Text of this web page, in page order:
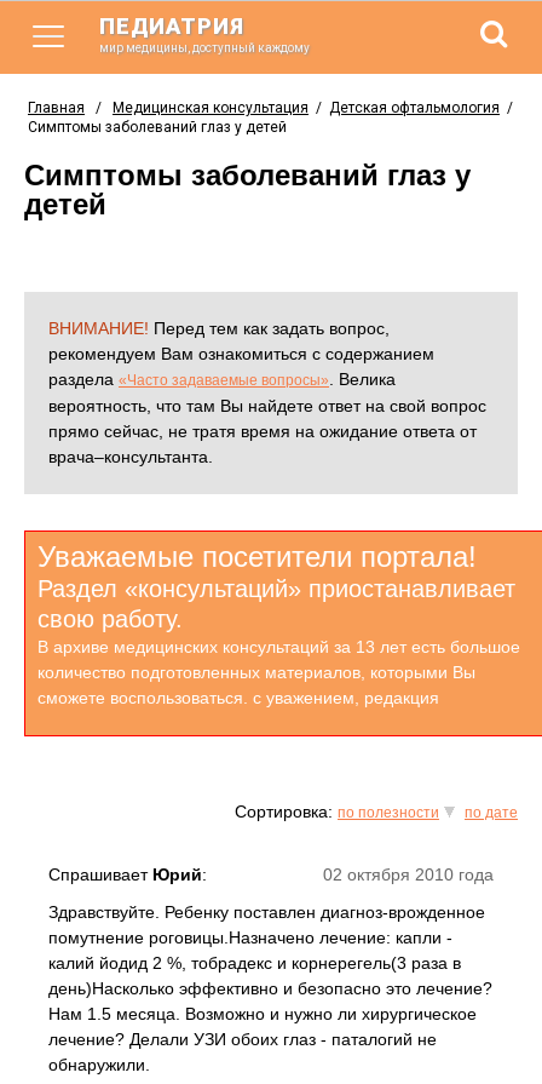
ПЕДИАТРИЯ
мир медицины, доступный каждому
Главная / Медицинская консультация / Детская офтальмология /
Симптомы заболеваний глаз у детей
Симптомы заболеваний глаз у
детей
ВНИМАНИЕ! Перед тем как задать вопрос,
рекомендуем Вам ознакомиться с содержанием
раздела «Часто задаваемые вопросы»
. Велика
вероятность, что там Вы найдете ответ на свой вопрос
прямо сейчас, не тратя время на ожидание ответа от
врача–консультанта.
Уважаемые посетители портала!
Раздел «консультаций» приостанавливает
свою работу.
В архиве медицинских консультаций за 13 лет есть большое
количество подготовленных материалов, которыми Вы
сможете воспользоваться. с уважением, редакция
Сортировка: по полезности по дате
02 октября 2010 года
Спрашивает Юрий:
Здравствуйте. Ребенку поставлен диагноз-врожденное
помутнение роговицы.Назначено лечение: капли -
калий йодид 2 %, тобрадекс и корнерегель(3 раза в
день)Насколько эффективно и безопасно это лечение?
Нам 1.5 месяца. Возможно и нужно ли хирургическое
лечение? Делали УЗИ обоих глаз - паталогий не
обнаружили.